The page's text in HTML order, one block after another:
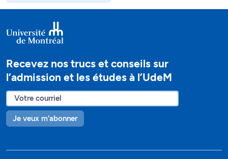
Recevez nos trucs et conseils sur
l’admission et les études à l’UdeM
Je veux m'abonner